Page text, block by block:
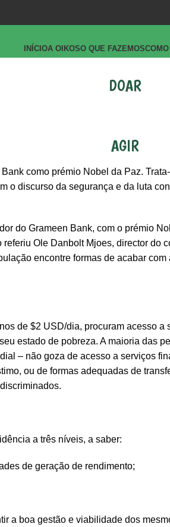
INÍCIOA OIKOSO QUE FAZEMOS
DOAR
AGIR
como prémio Nobel da Paz.
o discurso da segurança e da luta
do Grameen Bank, com o prémio
Ole Danbolt Mjoes, director do
encontre formas de acabar
de $2 USD/dia, procuram acesso
estado de pobreza. A maioria das
– não goza de acesso a serviços
ou de formas adequadas de
a três níveis, a saber:
de geração de rendimento;
a boa gestão e viabilidade dos